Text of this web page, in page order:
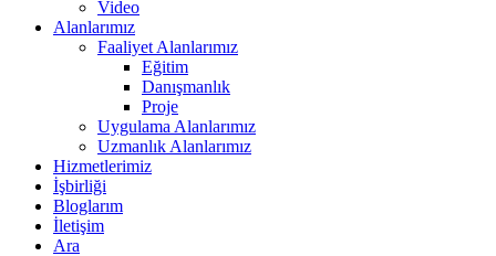
Video
Alanlarımız
Faaliyet Alanlarımız
Eğitim
Danışmanlık
Proje
Uygulama Alanlarımız
Uzmanlık Alanlarımız
Hizmetlerimiz
İşbirliği
Bloglarım
İletişim
Ara